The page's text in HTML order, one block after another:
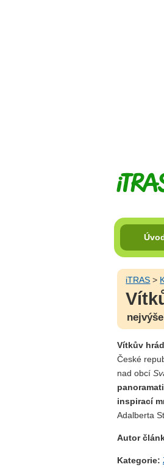
iTRAS >
Vítkův
České
nad obcí
inspirací
Adalberta
Autor
Kategorie: